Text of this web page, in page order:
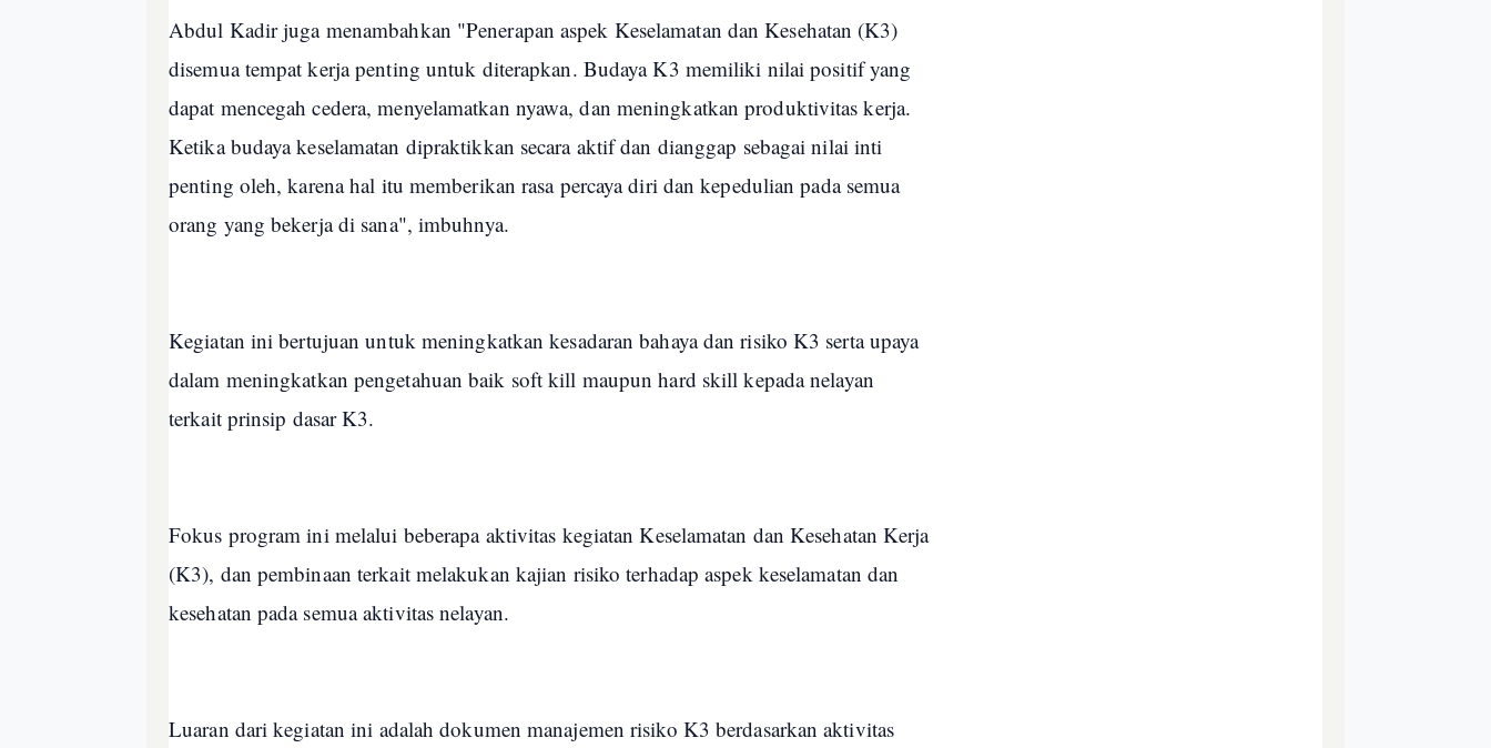
Abdul Kadir juga menambahkan "Penerapan aspek Keselamatan dan Kesehatan (K3)
disemua tempat kerja penting untuk diterapkan. Budaya K3 memiliki nilai positif yang
dapat mencegah cedera, menyelamatkan nyawa, dan meningkatkan produktivitas kerja.
Ketika budaya keselamatan dipraktikkan secara aktif dan dianggap sebagai nilai inti
penting oleh, karena hal itu memberikan rasa percaya diri dan kepedulian pada semua
orang yang bekerja di sana", imbuhnya.
Kegiatan ini bertujuan untuk meningkatkan kesadaran bahaya dan risiko K3 serta upaya
dalam meningkatkan pengetahuan baik soft kill maupun hard skill kepada nelayan
terkait prinsip dasar K3.
Fokus program ini melalui beberapa aktivitas kegiatan Keselamatan dan Kesehatan Kerja
(K3), dan pembinaan terkait melakukan kajian risiko terhadap aspek keselamatan dan
kesehatan pada semua aktivitas nelayan.
Luaran dari kegiatan ini adalah dokumen manajemen risiko K3 berdasarkan aktivitas